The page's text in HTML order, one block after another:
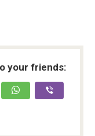
your friends: